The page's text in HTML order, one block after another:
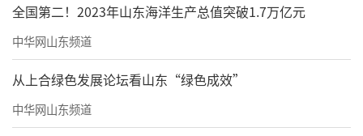
全国第二！2023年山东海洋生产总值突破1.7万亿元
中华网山东频道
从上合绿色发展论坛看山东“绿色成效”
中华网山东频道